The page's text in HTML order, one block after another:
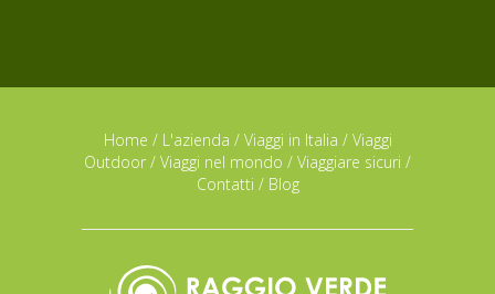
Home / L'azienda / Viaggi in Italia / Viaggi
Outdoor / Viaggi nel mondo / Viaggiare sicuri /
Contatti / Blog